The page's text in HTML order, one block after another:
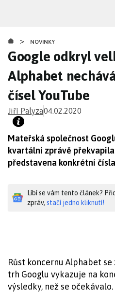
obsahu
> NOVINKY
Google odkryl
Alphabet
čísel YouTube
Jiří Palyza04.02.2020
Mateřská společnost
kvartální zprávě
představena konkrétní
Líbí se vám tento článek?
zpráv, stačí jedno kliknutí!
Růst koncernu Alphabet
trh Googlu vykazuje na
výsledky, než se